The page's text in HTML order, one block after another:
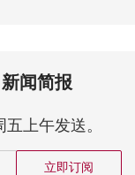
闻简报
上午发送。
立即订阅